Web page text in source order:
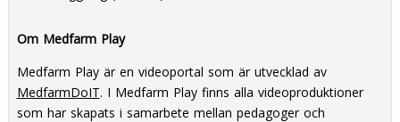
Om Medfarm Play
Medfarm Play är en videoportal som är utvecklad av
MedfarmDoIT. I Medfarm Play finns alla videoproduktioner
som har skapats i samarbete mellan pedagoger och